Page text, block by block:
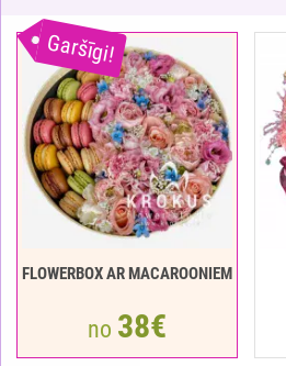
Garšīgi!
FLOWERBOX AR MACAROONIEM
no 38€